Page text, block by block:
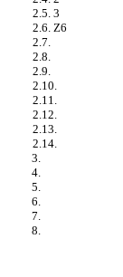
2.5. 3
2.6. Z6
2.7.
2.8.
2.9.
2.10.
2.11.
2.12.
2.13.
2.14.
3.
4.
5.
6.
7.
8.